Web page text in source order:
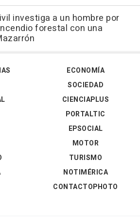
investiga a un hombre por
forestal con una
ECONOMÍA
SOCIEDAD
CIENCIAPLUS
PORTALTIC
EPSOCIAL
MOTOR
TURISMO
NOTIMÉRICA
CONTACTOPHOTO